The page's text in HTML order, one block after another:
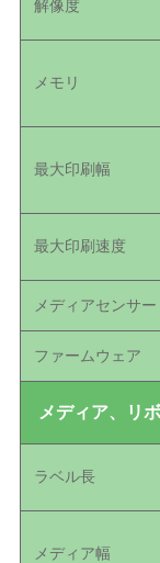
解像度
メモリ
最大印刷幅
最大印刷速度
メディアセンサー
ファームウェア
メディア、リ
ラベル長
メディア幅